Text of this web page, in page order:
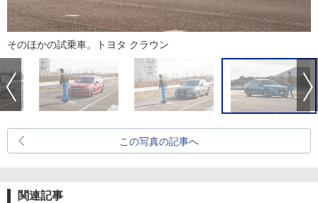
そのほかの試乗車。トヨタ クラウン
この写真の記事へ
関連記事